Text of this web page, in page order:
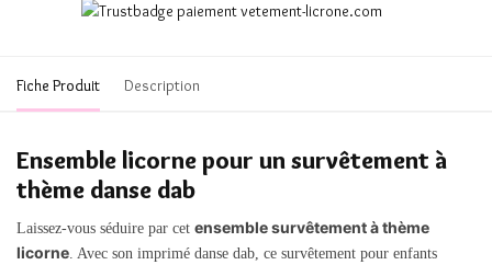
Fiche Produit Description
Ensemble licorne pour un survêtement à
thème danse dab
Laissez-vous séduire par cet ensemble survêtement à thème
licorne. Avec son imprimé danse dab, ce survêtement pour enfants